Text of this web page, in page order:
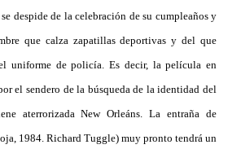
despide de la celebración de su cumpleaños y
que calza zapatillas deportivas y del que
uniforme de policía. Es decir, la película en
el sendero de la búsqueda de la identidad del
aterrorizada New Orleáns. La entraña de
1984. Richard Tuggle) muy pronto tendrá un